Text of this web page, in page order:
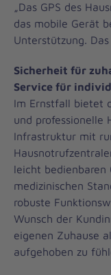
„Das GPS des
das mobile Gerät
Unterstützung.
Sicherheit für
Service für
Im Ernstfall bietet
und professionelle
Infrastruktur mit
leicht bedienbaren
medizinischen
robuste
Wunsch der
eigenen Zuhause
aufgehoben zu